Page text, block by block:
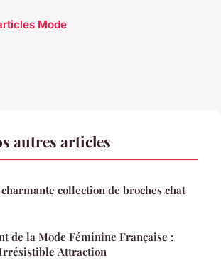
Mode
autres articles
collection de broches chat
de la Mode Féminine Française :
Attraction